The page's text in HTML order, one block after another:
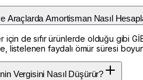
Araçlarda Amortisman Nasıl
için de sıfır ürünlerde olduğu gibi
listelenen faydalı ömür süresi
Vergisini Nasıl Düşürür?